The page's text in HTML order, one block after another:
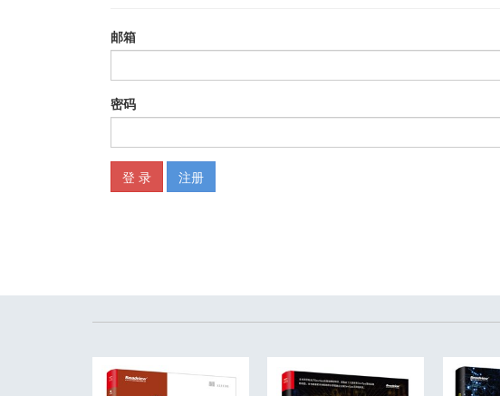
模块的输入 123
模块的输出 130
模块中的陷阱 132
模块版本控制 136
第5章 Terraform技巧和窍门：循环、if条件语句、部署和陷阱 144
有条件的判断 165
为什么构建生产级基础设施需要漫长的过程 201
第7章 如何测试Terraform代码 239
手动测试 240